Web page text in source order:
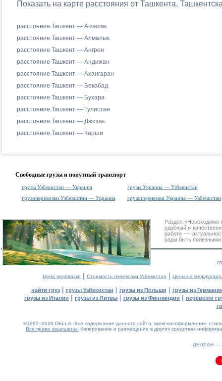
Показать на карте расстояния от Ташкента,
расстояние Ташкент — Акчалак
расстояние Ташкент — Алмалык
расстояние Ташкент — Ангрен
расстояние Ташкент — Андижан
расстояние Ташкент — Ахангаран
расстояние Ташкент — Бекабад
расстояние Ташкент — Бухара
расстояние Ташкент — Гулистан
расстояние Ташкент — Джизак
расстояние Ташкент — Карши
Свободные грузы и попутный транспорт
грузы Узбекистан — Украина
грузы Украина — Узбекистан
грузоперевозки Узбекистан — Украина
грузоперевозки Украина — Узбекистан
Раздел
удобный и
работе —
рады быть полезными
Цена перевозки | Стоимость перевозки Узбекистан | Цены на
найти груз| грузы Узбекистан | грузы из Польши | грузы из
грузы из Италии | грузы из Литвы | грузы из Финляндии | перевезти
©1995–2026 DELLA. Все содержание данного сайта, включая оформление,
Все права защищены. Копирование и размещение в других средствах
ДЕЛЛА® —